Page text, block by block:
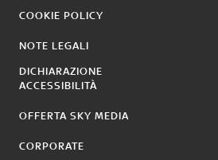
COOKIE POLICY
NOTE LEGALI
DICHIARAZIONE
ACCESSIBILITÀ
OFFERTA SKY MEDIA
CORPORATE